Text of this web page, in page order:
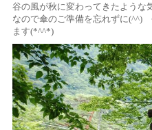
谷の風が秋に変わってきたような
なので傘のご準備を忘れずに(^^)
ます(*^^*)